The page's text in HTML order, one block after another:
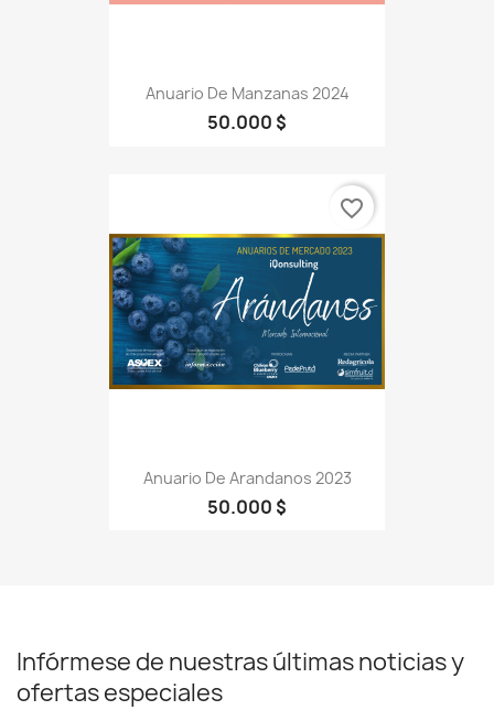
Anuario De Manzanas 2024
50.000 $
Anuario De Arandanos 2023
50.000 $
favorite_border
Infórmese de nuestras últimas noticias y
ofertas especiales